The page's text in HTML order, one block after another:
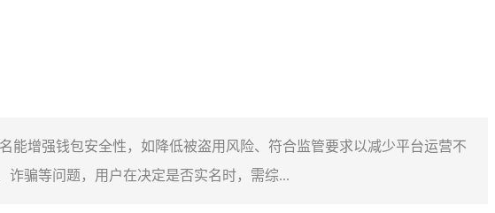
能增强钱包安全性，如降低被盗用风险、符合监管要求以减少平台运营不
骗等问题，用户在决定是否实名时，需综...